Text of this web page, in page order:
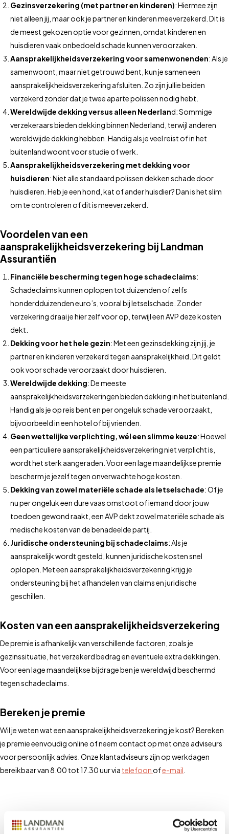
Gezinsverzekering (met partner en kinderen): Hiermee zijn
niet alleen jij, maar ook je partner en kinderen meeverzekerd. Dit is
de meest gekozen optie voor gezinnen, omdat kinderen en
huisdieren vaak onbedoeld schade kunnen veroorzaken.
Aansprakelijkheidsverzekering voor samenwonenden: Als je
samenwoont, maar niet getrouwd bent, kun je samen een
aansprakelijkheidsverzekering afsluiten. Zo zijn jullie beiden
verzekerd zonder dat je twee aparte polissen nodig hebt.
Wereldwijde dekking versus alleen Nederland: Sommige
verzekeraars bieden dekking binnen Nederland, terwijl anderen
wereldwijde dekking hebben. Handig als je veel reist of in het
buitenland woont voor studie of werk.
Aansprakelijkheidsverzekering met dekking voor
huisdieren: Niet alle standaard polissen dekken schade door
huisdieren. Heb je een hond, kat of ander huisdier? Dan is het slim
om te controleren of dit is meeverzekerd.
Voordelen van een
aansprakelijkheidsverzekering bij Landman
Assurantiën
Financiële bescherming tegen hoge schadeclaims:
Schadeclaims kunnen oplopen tot duizenden of zelfs
honderdduizenden euro’s, vooral bij letselschade. Zonder
verzekering draai je hier zelf voor op, terwijl een AVP deze kosten
dekt.
Dekking voor het hele gezin: Met een gezinsdekking zijn jij, je
partner en kinderen verzekerd tegen aansprakelijkheid. Dit geldt
ook voor schade veroorzaakt door huisdieren.
Wereldwijde dekking: De meeste
aansprakelijkheidsverzekeringen bieden dekking in het buitenland.
Handig als je op reis bent en per ongeluk schade veroorzaakt,
bijvoorbeeld in een hotel of bij vrienden.
Geen wettelijke verplichting, wél een slimme keuze: Hoewel
een particuliere aansprakelijkheidsverzekering niet verplicht is,
wordt het sterk aangeraden. Voor een lage maandelijkse premie
bescherm je jezelf tegen onverwachte hoge kosten.
Dekking van zowel materiële schade als letselschade: Of je
nu per ongeluk een dure vaas omstoot of iemand door jouw
toedoen gewond raakt, een AVP dekt zowel materiële schade als
medische kosten van de benadeelde partij.
Juridische ondersteuning bij schadeclaims: Als je
aansprakelijk wordt gesteld, kunnen juridische kosten snel
oplopen. Met een aansprakelijkheidsverzekering krijg je
ondersteuning bij het afhandelen van claims en juridische
geschillen.
Kosten van een aansprakelijkheidsverzekering
De premie is afhankelijk van verschillende factoren, zoals je
gezinssituatie, het verzekerd bedrag en eventuele extra dekkingen.
Voor een lage maandelijkse bijdrage ben je wereldwijd beschermd
tegen schadeclaims.
Bereken je premie
Wil je weten wat een aansprakelijkheidsverzekering je kost? Bereken
je premie eenvoudig online of neem contact op met onze adviseurs
voor persoonlijk advies. Onze klantadviseurs zijn op werkdagen
bereikbaar van 8.00 tot 17.30 uur via telefoonofe-mail
Veelgestelde vragen